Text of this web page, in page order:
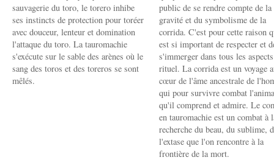
sauvagerie du toro, le torero inhibe
ses instincts de protection pour toréer
avec douceur, lenteur et domination
l'attaque du toro. La tauromachie
s'exécute sur le sable des arènes où le
sang des toros et des toreros se sont
mêlés.
public de se rendre compte de la
gravité et du symbolisme de la
corrida. C'est pour cette raison
est si important de respecter et
s'immerger dans tous les
rituel. La corrida est un voyage
cœur de l'âme ancestrale de
qui pour survivre combat
qu'il comprend et admire. Le
en tauromachie est un combat à
recherche du beau, du sublime,
l'extase que l'on rencontre à la
frontière de la mort.